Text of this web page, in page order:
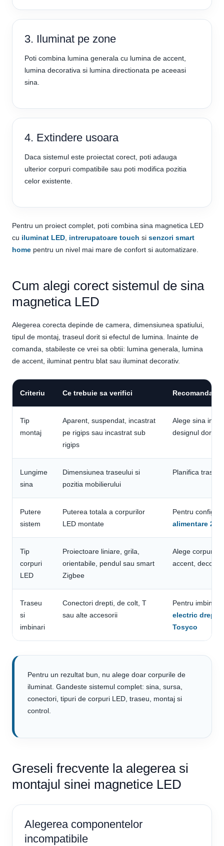
3. Iluminat pe zone
Poti combina lumina generala cu lumina de accent,
lumina decorativa si lumina directionata pe aceeasi
sina.
4. Extindere usoara
Daca sistemul este proiectat corect, poti adauga
ulterior corpuri compatibile sau poti modifica pozitia
celor existente.
Pentru un proiect complet, poti combina sina magnetica LED
cu iluminat LED intrerupatoare touch si senzori smart
home pentru un nivel mai mare de confort si automatizare.
Cum alegi corect sistemul de sina
magnetica LED
Alegerea corecta depinde de camera, dimensiunea spatiului,
tipul de montaj, traseul dorit si efectul de lumina. Inainte de
comanda, stabileste ce vrei sa obtii: lumina generala, lumina
de accent, iluminat pentru blat sau iluminat decorativ.
Criteriu Ce trebuie sa verifici Recomandare
Tip
montaj
Aparent, suspendat, incastrat
pe rigips sau incastrat sub
rigips
Alege sina in
designul dorit
Lungime
sina
Dimensiunea traseului si
pozitia mobilierului
Planifica
Putere
sistem
Puterea totala a corpurilor
LED montate
Pentru
alimentare
Tip
corpuri
LED
Proiectoare liniare, grila,
orientabile, pendul sau smart
Zigbee
Alege corpuri
accent,
Traseu
si
imbinari
Conectori drepti, de colt, T
sau alte accesorii
Pentru imbinari
electric drept
Tosyco
Pentru un rezultat bun, nu alege doar corpurile de
iluminat. Gandeste sistemul complet: sina, sursa,
conectori, tipuri de corpuri LED, traseu, montaj si
control.
Greseli frecvente la alegerea si
montajul sinei magnetice LED
Alegerea componentelor
incompatibile